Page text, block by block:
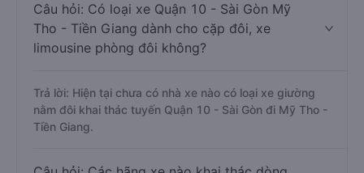
Câu hỏi: Có loại xe Quận 10 - Sài Gòn Mỹ
Tho - Tiền Giang dành cho cặp đôi, xe
limousine phòng đôi không?
Trả lời: Hiện tại chưa có nhà xe nào có loại xe giường
nằm đôi khai thác tuyến Quận 10 - Sài Gòn đi Mỹ Tho -
Tiền Giang.